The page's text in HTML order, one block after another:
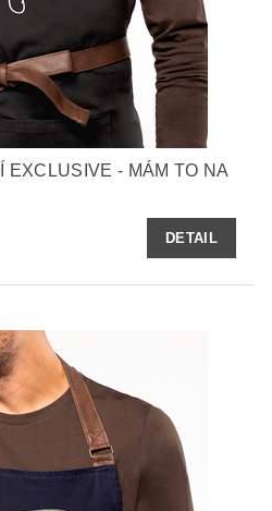
EXCLUSIVE - MÁM TO NA
DETAIL